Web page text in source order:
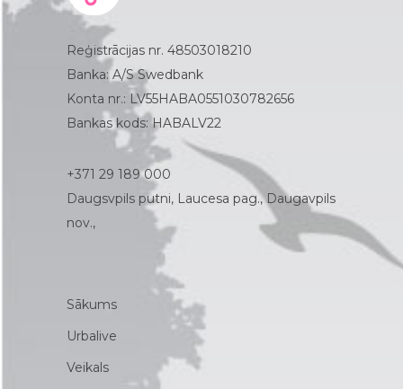
Reģistrācijas nr. 48503018210
Banka: A/S Swedbank
Konta nr.: LV55HABA0551030782656
Bankas kods: HABALV22
+371 29 189 000
Daugsvpils putni, Laucesa pag., Daugavpils
nov.,
Sākums
Urbalive
Veikals